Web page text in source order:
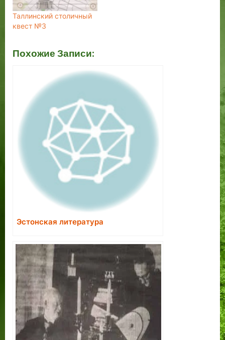
Таллинский столичный
квест №3
Похожие Записи:
Эстонская литература